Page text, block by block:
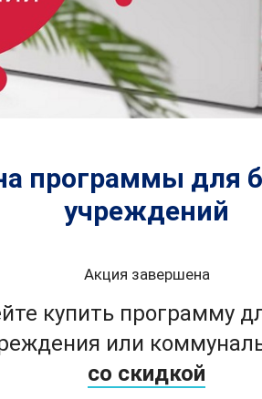
программы для
учреждений
Акция завершена
купить программу
или
со скидкой